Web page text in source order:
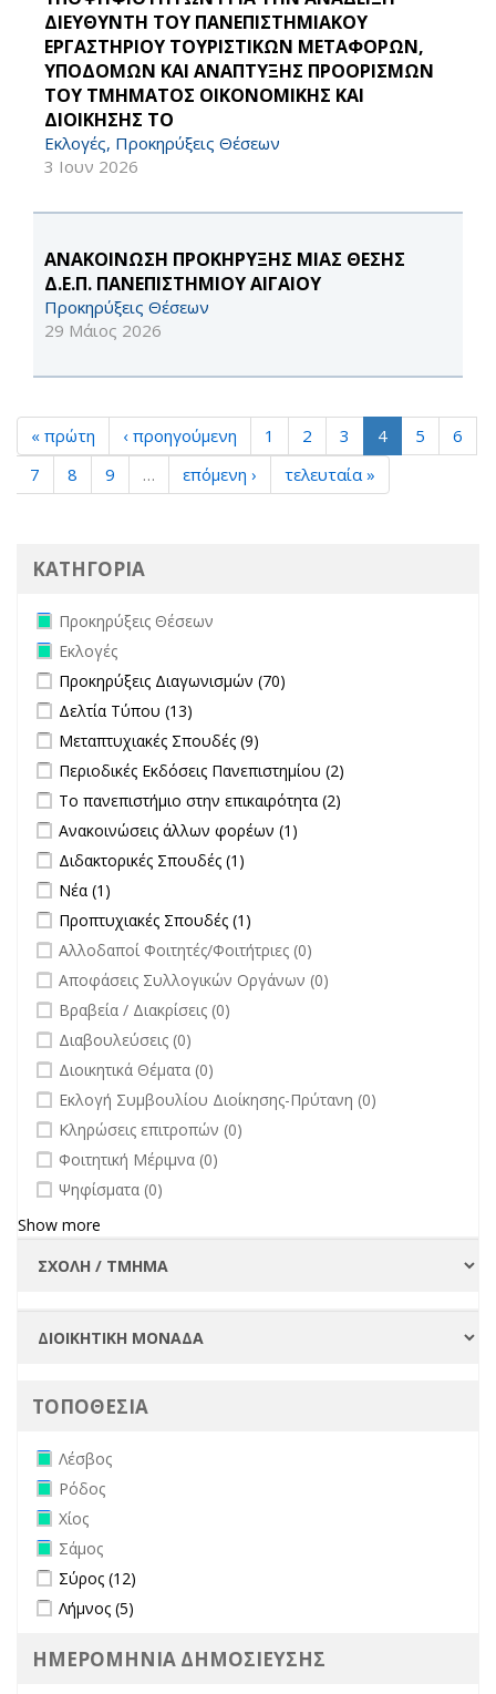
ΔΙΕΥΘΥΝΤΗ ΤΟΥ ΠΑΝΕΠΙΣΤΗΜΙΑΚΟΥ
ΕΡΓΑΣΤΗΡΙΟΥ ΤΟΥΡΙΣΤΙΚΩΝ ΜΕΤΑΦΟΡΩΝ,
ΥΠΟΔΟΜΩΝ ΚΑΙ ΑΝΑΠΤΥΞΗΣ ΠΡΟΟΡΙΣΜΩΝ
ΤΟΥ ΤΜΗΜΑΤΟΣ ΟΙΚΟΝΟΜΙΚΗΣ ΚΑΙ
ΔΙΟΙΚΗΣΗΣ ΤΟ
Εκλογές, Προκηρύξεις Θέσεων
3 Ιουν 2026
ΑΝΑΚΟΙΝΩΣΗ ΠΡΟΚΗΡΥΞΗΣ ΜΙΑΣ ΘΕΣΗΣ
Δ.Ε.Π. ΠΑΝΕΠΙΣΤΗΜΙΟΥ ΑΙΓΑΙΟΥ
Προκηρύξεις Θέσεων
29 Μάιος 2026
« πρώτη ‹ προηγούμενη 1 2 3 4 5
6
7
8 9 … επόμενη › τελευταία »
ΚΑΤΗΓΟΡΙΑ
Remove Προκηρύξεις Θέσεων filter
Προκηρύξεις Θέσεων
Remove Εκλογές filter
Εκλογές
Apply Προκηρύξεις Διαγωνισμών filter
Προκηρύξεις Διαγωνισμών (70)
Apply Δελτία Τύπου filter
Δελτία Τύπου (13)
Apply Μεταπτυχιακές Σπουδές filter
Μεταπτυχιακές Σπουδές (9)
Apply Περιοδικές Εκδόσεις Πανεπιστημίου filter
Περιοδικές Εκδόσεις Πανεπιστημίου (2)
Apply Το πανεπιστήμιο στην επικαιρότητα filter
Το πανεπιστήμιο στην επικαιρότητα (2)
Apply Ανακοινώσεις άλλων φορέων filter
Ανακοινώσεις άλλων φορέων (1)
Apply Διδακτορικές Σπουδές filter
Διδακτορικές Σπουδές (1)
Apply Νέα filter
Νέα (1)
Apply Προπτυχιακές Σπουδές filter
Προπτυχιακές Σπουδές (1)
undefined
Αλλοδαποί Φοιτητές/Φοιτήτριες (0)
undefined
Αποφάσεις Συλλογικών Οργάνων (0)
undefined
Βραβεία / Διακρίσεις (0)
undefined
Διαβουλεύσεις (0)
undefined
Διοικητικά Θέματα (0)
undefined
Εκλογή Συμβουλίου Διοίκησης-Πρύτανη (0)
undefined
Κληρώσεις επιτροπών (0)
undefined
Φοιτητική Μέριμνα (0)
undefined
Ψηφίσματα (0)
Show more
ΤΟΠΟΘΕΣΙΑ
Remove Λέσβος filter
Λέσβος
Remove Ρόδος filter
Ρόδος
Remove Χίος filter
Χίος
Remove Σάμος filter
Σάμος
Apply Σύρος filter
Σύρος (12)
Apply Λήμνος filter
Λήμνος (5)
ΗΜΕΡΟΜΗΝΙΑ ΔΗΜΟΣΙΕΥΣΗΣ